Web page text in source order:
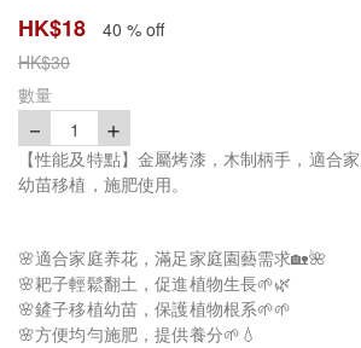
HK$18 40 % off
HK$30
數量
－ 1 ＋
【性能及特點】金屬烤漆，木制柄手，適合
幼苗移植，施肥使用。
🌸適合家庭养花，滿足家庭園藝需求🏡🌺
🌸耙子輕鬆翻土，促進植物生長🌱🌿
🌸鏟子移植幼苗，保護植物根系🌱🌱
🌸方便均勻施肥，提供養分🌱💧